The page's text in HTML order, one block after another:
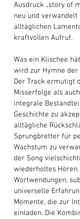
Ausdruck „story of
neu und verwandelt
alltäglichen
kraftvollen Aufruf.
Was ein Klischee
wird zur Hymne
Der Track ermutigt
Misserfolge als
integrale
Geschichte zu
alltägliche
Sprungbretter für
Wachstum zu
der Song
wiederholtes
Wortwendungen,
universelle
Momente, die zur
einladen. Die